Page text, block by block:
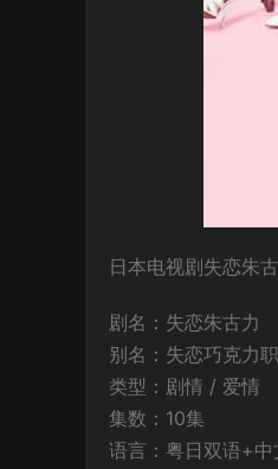
日本电视剧失恋朱
剧名：失恋朱古力
别名：失恋巧克力
类型：剧情 / 爱情
集数：10集
语言：粤日双语+中